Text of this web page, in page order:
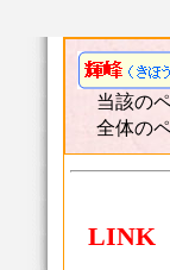
当該のペ
全体のペ
LINK